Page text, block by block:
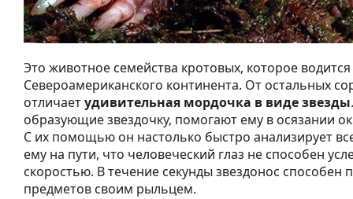
Это животное семейства кротовых, которое
Североамериканского континента. От остальных
отличаетудивительная мордочка в виде звезды
образующие звездочку, помогают ему в осязании
С их помощью он настолько быстро анализирует
ему на пути, что человеческий глаз не способен
скоростью. В течение секунды звездонос способен
предметов своим рыльцем.